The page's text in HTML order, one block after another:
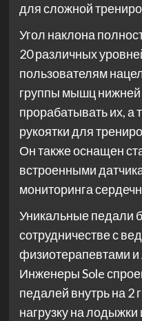
для сложной
Угол наклона
20 различных
пользователям
группы мышц нижней
прорабатывать их, а
рукоятки для
Он также оснащен
встроенными
мониторинга
Уникальные педали
сотрудничестве с
физиотерапевтами
Инженеры Sole
педалей внутрь на 2
нагрузку на